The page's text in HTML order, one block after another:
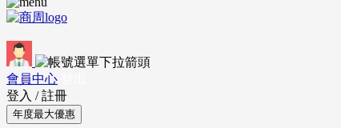
會員中心
登入 / 註冊
年度最大優惠